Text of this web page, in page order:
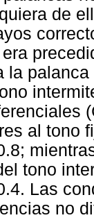
de
la
al tono
tono
Las
no